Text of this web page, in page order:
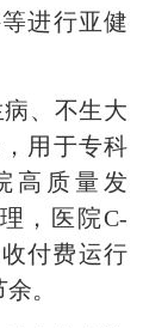
进行亚健
、不生大
用于专科
高质量发
，医院C-
付费运行
余。